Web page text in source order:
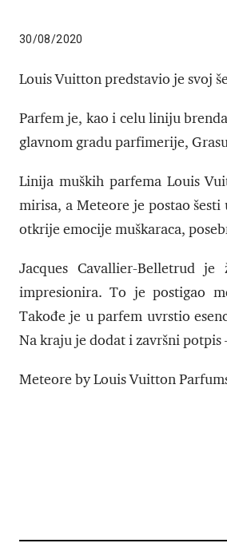
30/08/2020
Louis Vuitton predstavio je svoj
Parfem je, kao i celu liniju
glavnom gradu parfimerije,
Linija muških parfema Louis
mirisa, a Meteore je postao
otkrije emocije muškaraca,
Jacques Cavallier-Belletrud
impresionira. To je postigao
Takođe je u parfem uvrstio
Na kraju je dodat i završni
Meteore by Louis Vuitton